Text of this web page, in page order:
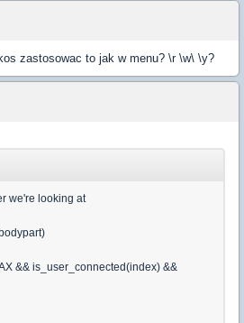
zastosowac to jak w menu? \r \w\ \y?
we're looking at
&& is_user_connected(index) &&